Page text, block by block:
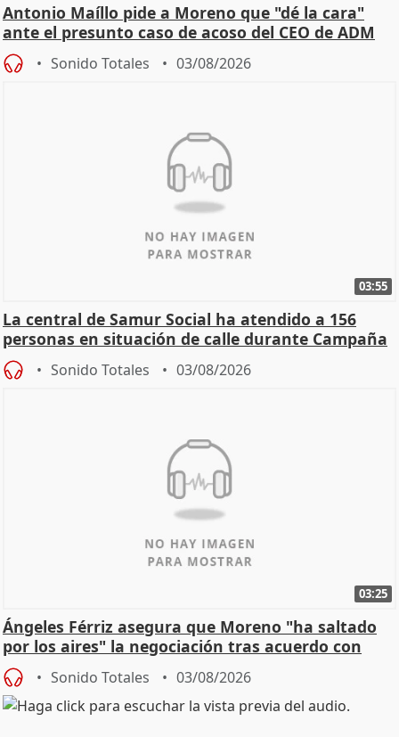
Antonio Maíllo pide a Moreno que "dé la cara"
ante el presunto caso de acoso del CEO de ADM
Sonido Totales 03/08/2026
03:55
La central de Samur Social ha atendido a 156
personas en situación de calle durante Campaña
de Calor
Sonido Totales 03/08/2026
03:25
Ángeles Férriz asegura que Moreno "ha saltado
por los aires" la negociación tras acuerdo con
SMA
Sonido Totales 03/08/2026